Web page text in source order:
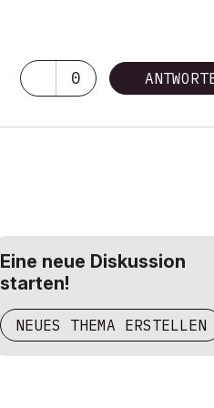
0
Eine neue Diskussion
starten!
NEUES THEMA ERSTELLEN